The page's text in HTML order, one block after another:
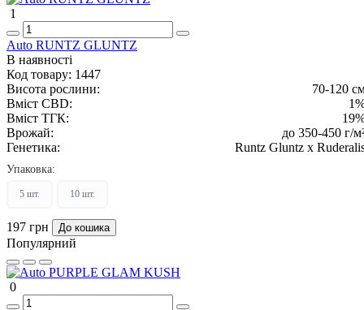
1
Auto RUNTZ GLUNTZ
В наявності
Код товару: 1447
Висота рослини:
70-120
Вміст CBD:
Вміст ТГК:
Врожай:
до 350-450 г/
Генетика:
Runtz Gluntz x
Упаковка:
5 шт. 10 шт.
197 грн До кошика
Популярний
0